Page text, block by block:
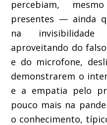
percebiam,
presentes — ainda
na invisibilidade
aproveitando do falso
e do microfone,
demonstrarem o
e a empatia pelo
pouco mais na
o conhecimento,